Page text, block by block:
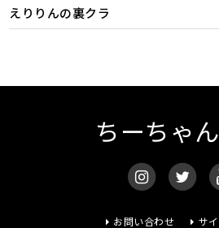
えりりんの裏クラ
ちーちゃ
お問い合わせ サ